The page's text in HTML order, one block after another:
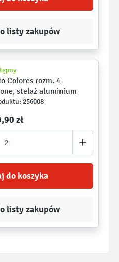
listy zakupów
Colores rozm. 4
stelaż aluminium
256008
zł
do koszyka
listy zakupów